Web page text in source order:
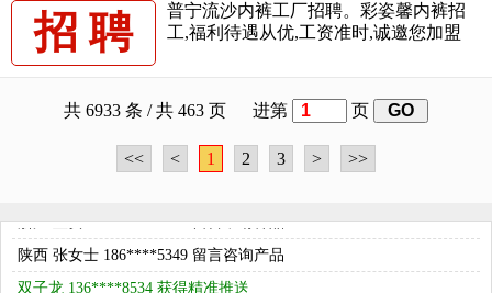
招 聘
普宁流沙内裤工厂招聘。彩姿馨内裤招
工,福利待遇从优,工资准时,诚邀您加盟
共 6933 条 / 共 463 页 进第 页
<< < 1 2 3 > >>
广东 黄女士 137****1001 留言申请样品
中山特价男内裤 189****7967 获得优质展示
浙江 董女士 138****9904 留言申请样品
陕西 张女士 186****5349 留言咨询产品
双子龙 136****8534 获得精准推送